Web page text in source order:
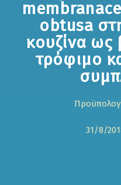
obtusa
κουζίνα ως
τρόφιμο
31/8/